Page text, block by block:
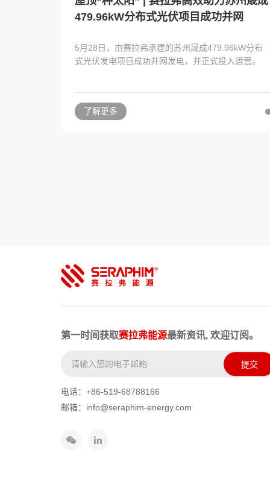
479.96kW分布式光伏项目成功并网
5月28日，由赛拉弗承建的苏州晟成479.96kW分布
式光伏发电项目成功并网发电，并正式投入运营。
了解更多
第一时间获取赛拉弗能源最新资讯, 欢迎订阅。
提交
电话：+86-519-68788166
邮箱：info@seraphim-energy.com